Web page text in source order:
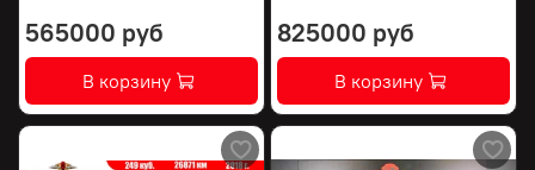
565000 руб
В корзину
825000 руб
В корзину